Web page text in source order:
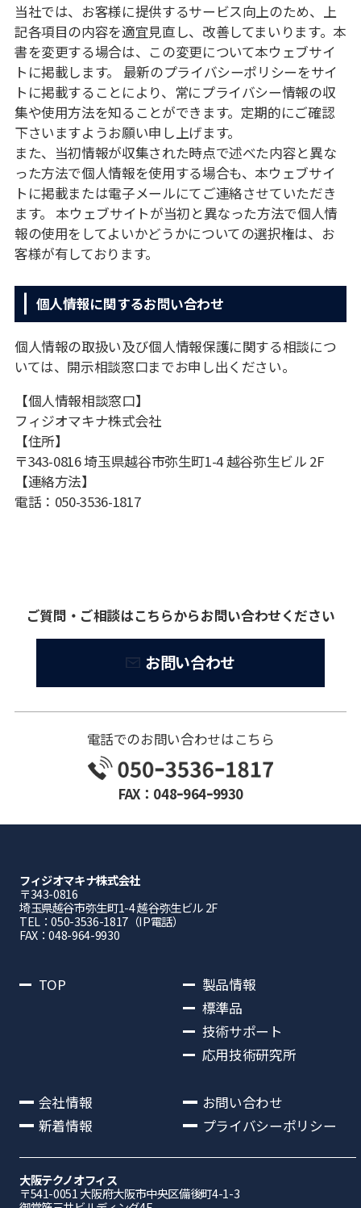
当社では、お客様に提供するサービス向上のため、上
記各項⽬の内容を適宜⾒直し、改善してまいります。本
書を変更する場合は、この変更について本ウェブサイ
トに掲載します。 最新のプライバシーポリシーをサイ
トに掲載することにより、常にプライバシー情報の収
集や使⽤⽅法を知ることができます。定期的にご確認
下さいますようお願い申し上げます。
また、当初情報が収集された時点で述べた内容と異な
った⽅法で個⼈情報を使⽤する場合も、本ウェブサイ
トに掲載または電⼦メールにてご連絡させていただき
ます。 本ウェブサイトが当初と異なった⽅法で個⼈情
報の使⽤をしてよいかどうかについての選択権は、お
客様が有しております。
個人情報に関するお問い合わせ
個⼈情報の取扱い及び個⼈情報保護に関する相談につ
いては、開⽰相談窓⼝までお申し出ください。
【個⼈情報相談窓⼝】
フィジオマキナ株式会社
【住所】
〒343-0816 埼⽟県越⾕市弥⽣町1-4 越⾕弥⽣ビル 2F
【連絡⽅法】
電話：050-3536-1817
ご質問・ご相談はこちらからお問い合わせください
お問い合わせ
電話でのお問い合わせはこちら
FAX：048ｰ964ｰ9930
フィジオマキナ株式会社
〒343-0816
埼⽟県越⾕市弥⽣町1-4 越⾕弥⽣ビル 2F
TEL：050-3536-1817（IP電話）
FAX：048-964-9930
TOP
製品情報
標準品
技術サポート
応用技術研究所
会社情報
新着情報
お問い合わせ
プライバシーポリシー
大阪テクノオフィス
〒541-0051 ⼤阪府⼤阪市中央区備後町4-1-3